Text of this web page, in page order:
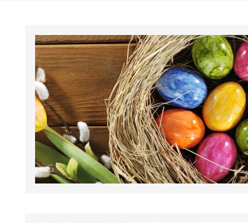
Ajankohtaista
Tältä sivulta löydät Vestian ajankohtaiset
mahdolliset poikkeukset aukioloajoissa ja
tapahtumat.
PagePagePage